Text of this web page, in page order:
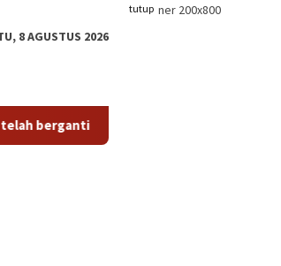
tutup
8 AGUSTUS 2026
nama menjadi KABARTODAY.ID.